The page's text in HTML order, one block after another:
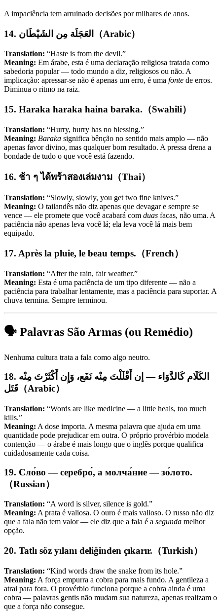
A impaciência tem arruinado decisões por milhares de anos.
14. العَجَلَة مِن الشَيْطَان（Arabic）
Translation: “Haste is from the devil.”
Meaning: Em árabe, esta é uma declaração religiosa tratada como
sabedoria popular — todo mundo a diz, religiosos ou não. A
implicação: apressar-se não é apenas um erro, é uma fonte de erros.
Diminua o ritmo na raiz.
15. Haraka haraka haina baraka.（Swahili）
Translation: “Hurry, hurry has no blessing.”
Meaning: Baraka significa bênção no sentido mais amplo — não
apenas favor divino, mas qualquer bom resultado. A pressa drena a
bondade de tudo o que você está fazendo.
16. ช้า ๆ ได้พร้าสองเล่มงาม（Thai）
Translation: “Slowly, slowly, you get two fine knives.”
Meaning: O tailandês não diz apenas que devagar e sempre se
vence — ele promete que você acabará com duas facas, não uma. A
paciência não apenas leva você lá; ela leva você lá mais bem
equipado.
17. Après la pluie, le beau temps.（French）
Translation: “After the rain, fair weather.”
Meaning: Esta é uma paciência de um tipo diferente — não a
paciência para trabalhar lentamente, mas a paciência para suportar. A
chuva termina. Sempre terminou.
🗣️ Palavras São Armas (ou Remédio)
Nenhuma cultura trata a fala como algo neutro.
18. الكَلَام كَالدَّوَاء — إن أَقْلَلْتَ مِنْه نَفَع، وَإِن أَكْثَرْتَ مِنْه
قَتَل（Arabic）
Translation: “Words are like medicine — a little heals, too much
kills.”
Meaning: A dose importa. A mesma palavra que ajuda em uma
quantidade pode prejudicar em outra. O próprio provérbio modela
contenção — o árabe é mais longo que o inglês porque qualifica
cuidadosamente cada coisa.
19. Сло́во — серебро́, а молча́ние — зо́лото.
（Russian）
Translation: “A word is silver, silence is gold.”
Meaning: A prata é valiosa. O ouro é mais valioso. O russo não diz
que a fala não tem valor — ele diz que a fala é a segunda melhor
opção.
20. Tatlı söz yılanı deliğinden çıkarır.（Turkish）
Translation: “Kind words draw the snake from its hole.”
Meaning: A força empurra a cobra para mais fundo. A gentileza a
atrai para fora. O provérbio funciona porque a cobra ainda é uma
cobra — palavras gentis não mudam sua natureza, apenas realizam o
que a força não consegue.